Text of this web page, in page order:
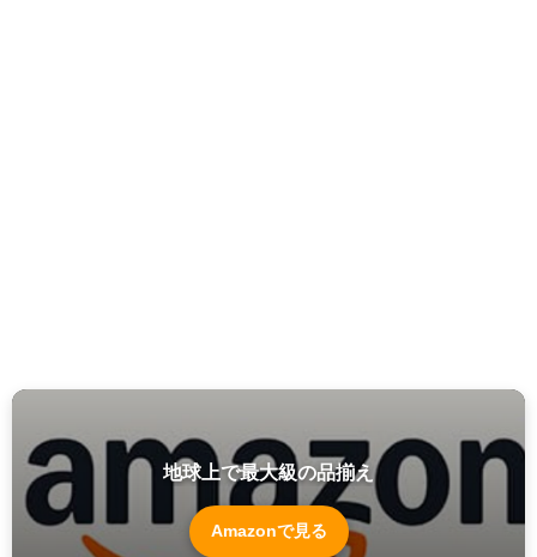
地球上で最大級の品揃え
Amazonで見る